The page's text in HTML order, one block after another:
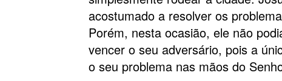
acostumado a resolver os
Porém, nesta ocasião, ele não
vencer o seu adversário, pois a
o seu problema nas mãos do